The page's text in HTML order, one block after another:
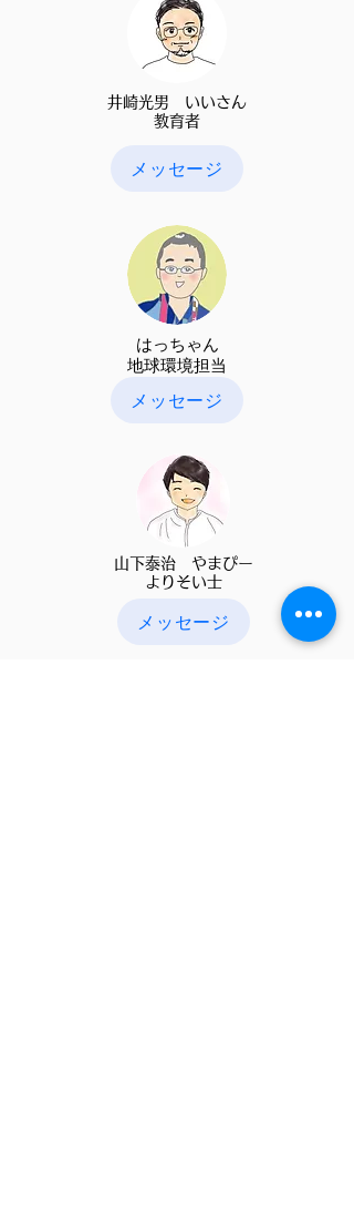
井崎光男 いいさん
教育者​
メッセージ
​はっちゃん
​地球環境担当
メッセージ
山下泰治 やまぴー
​よりそい士
メッセージ